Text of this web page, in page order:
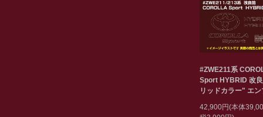
#ZWE211系
Sport HYBRID 改
リッドカラー" エン
42,900円(本体